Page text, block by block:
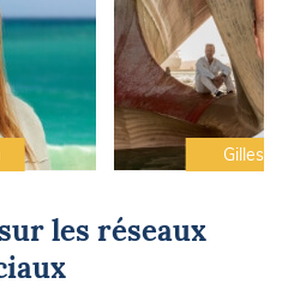
Gilles
les réseaux